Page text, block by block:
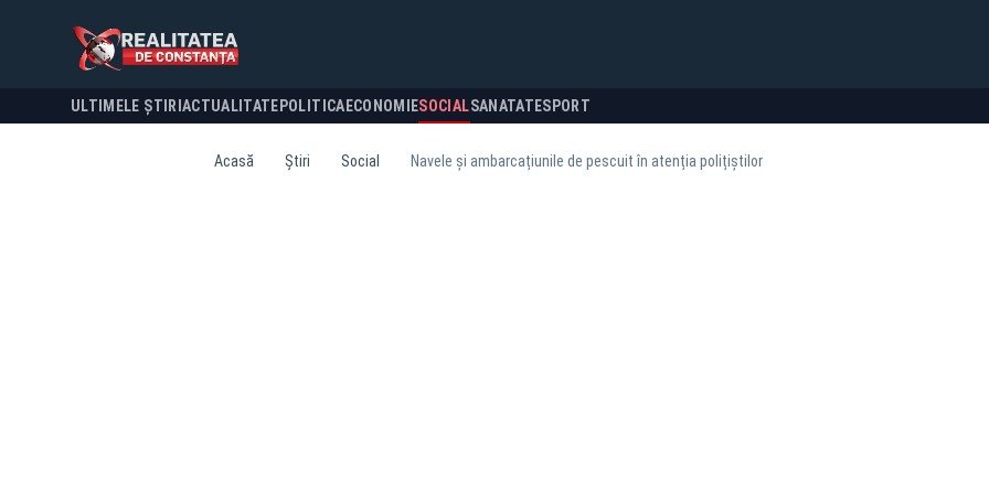
ULTIMELE ȘTIRI ACTUALITATE POLITICA ECONOMIESOCIALSANATATESPORT
Acasă Știri Social Navele și ambarcațiunile de pescuit în atenția polițiștilor